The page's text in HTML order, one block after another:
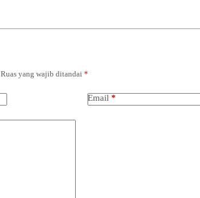
Ruas yang wajib ditandai *
Email *